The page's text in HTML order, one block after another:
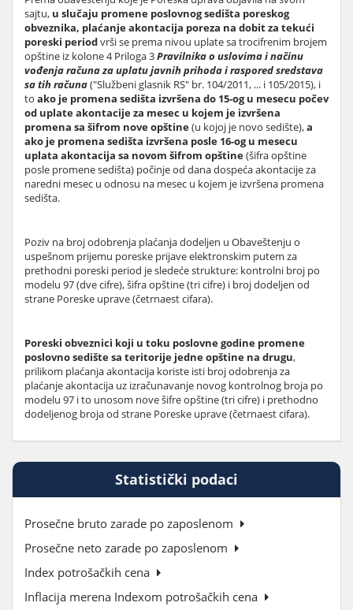
sajtu, u slučaju promene poslovnog sedišta poreskog
obveznika, plaćanje akontacija poreza na dobit za tekući
poreski periodvrši se prema nivou uplate sa trocifrenim brojem
opštine iz kolone 4 Priloga 3Pravilnika o uslovima i načinu
vođenja računa za uplatu javnih prihoda i raspored sredstava
sa tih računa("Službeni glasnik RS" br. 104/2011, ... i 105/2015), i
to ako je promena sedišta izvršena do 15-og u mesecu počev
od uplate akontacije za mesec u kojem je izvršena
promena sa šifrom nove opštine(u kojoj je novo sedište),a
ako je promena sedišta izvršena posle 16-og u mesecu
uplata akontacija sa novom šifrom opštine(šifra opštine
posle promene sedišta) počinje od dana dospeća akontacije za
naredni mesec u odnosu na mesec u kojem je izvršena promena
sedišta.
Poziv na broj odobrenja plaćanja dodeljen u Obaveštenju o
uspešnom prijemu poreske prijave elektronskim putem za
prethodni poreski period je sledeće strukture: kontrolni broj po
modelu 97 (dve cifre), šifra opštine (tri cifre) i broj dodeljen od
strane Poreske uprave (četrnaest cifara).
Poreski obveznici koji u toku poslovne godine promene
poslovno sedište sa teritorije jedne opštine na drugu,
prilikom plaćanja akontacija koriste isti broj odobrenja za
plaćanje akontacija uz izračunavanje novog kontrolnog broja po
modelu 97 i to unosom nove šifre opštine (tri cifre) i prethodno
dodeljenog broja od strane Poreske uprave (četrnaest cifara).
Statistički podaci
Prosečne bruto zarade po zaposlenom
Prosečne neto zarade po zaposlenom
Index potrošačkih cena
Inflacija merena Indexom potrošačkih cena